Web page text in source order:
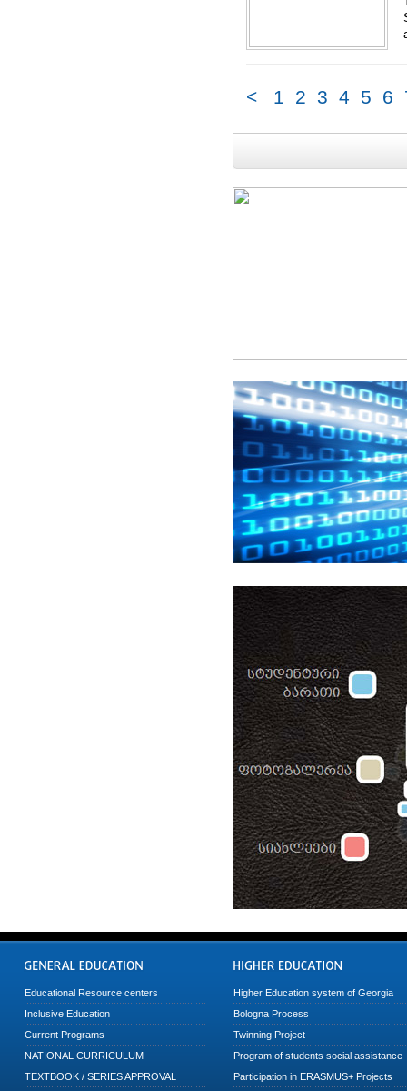
< 1 2 3 4 5 6
Educational Resource centers
Inclusive Education
Current Programs
NATIONAL CURRICULUM
TEXTBOOK / SERIES APPROVAL
Higher Education system of Georgia
Bologna Process
Twinning Project
Program of students social assistance
Participation in ERASMUS+ Projects